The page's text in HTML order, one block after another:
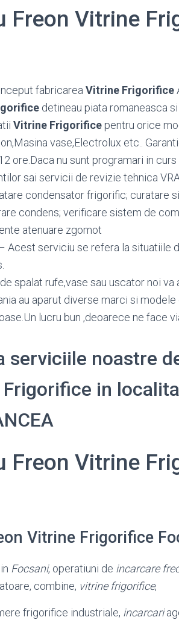
Freon Vitrine
fabricarea Vitrine Frigorifice
detineau piata romaneasca
Vitrine Frigorifice pentru orice
vase,Electrolux etc..
ore.Daca nu sunt programari in
sai servicii de revizie tehnica
condensator frigorific; curatare
condens; verificare sistem de
atenuare zgomot
Acest serviciu se refera la situatiile
spalat rufe,vase sau uscator noi va
au aparut diverse marci si
lucru bun ,deoarece ne face
serviciile noastre
in
Freon Vitrine
Vitrine Frigorifice
Focsani, operatiuni de incarcare
combine, vitrine frigorifice,
frigorifice industriale, incarcari